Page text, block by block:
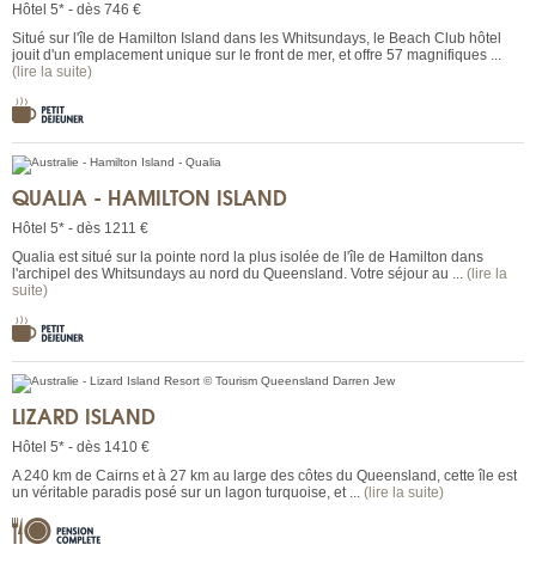
Hôtel 5* - dès 746 €
Situé sur l'île de Hamilton Island dans les Whitsundays, le Beach Club hôtel
jouit d'un emplacement unique sur le front de mer, et offre 57 magnifiques ...
(lire la suite)
QUALIA - HAMILTON ISLAND
Hôtel 5* - dès 1211 €
Qualia est situé sur la pointe nord la plus isolée de l'île de Hamilton dans
l'archipel des Whitsundays au nord du Queensland. Votre séjour au ... (lire la
suite)
LIZARD ISLAND
Hôtel 5* - dès 1410 €
A 240 km de Cairns et à 27 km au large des côtes du Queensland, cette île est
un véritable paradis posé sur un lagon turquoise, et ... (lire la suite)